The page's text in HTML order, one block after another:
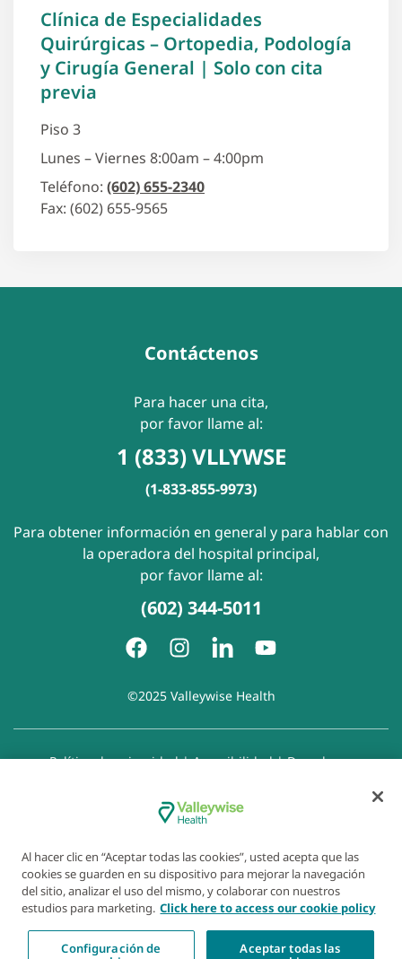
Clínica de Especialidades
Quirúrgicas – Ortopedia, Podología
y Cirugía General | Solo con cita
previa
Piso 3
Lunes – Viernes 8:00am – 4:00pm
Teléfono: (602) 655-2340
Fax: (602) 655-9565
Contáctenos
Para hacer una cita,
por favor llame al:
1 (833) VLLYWSE
(1-833-855-9973)
Para obtener información en general y para hablar con
la operadora del hospital principal,
por favor llame al:
(602) 344-5011
©2025 Valleywise Health
Política de privacidad|Accesibilidad|Derechos y
Aviso de Prohibición de la Discriminación
Exención de responsabilidad con respecto a sitios web
Al hacer clic en “Aceptar todas las cookies”, usted acepta que las
cookies se guarden en su dispositivo para mejorar la navegación
del sitio, analizar el uso del mismo, y colaborar con nuestros
estudios para marketing. Click here to access our cookie policy
Configuración de
Aceptar todas las